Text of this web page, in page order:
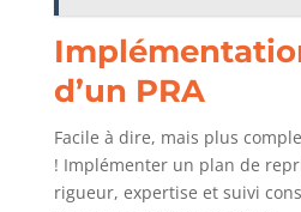
d’un PRA
Facile à dire, mais plus
! Implémenter un plan de
rigueur, expertise et suivi